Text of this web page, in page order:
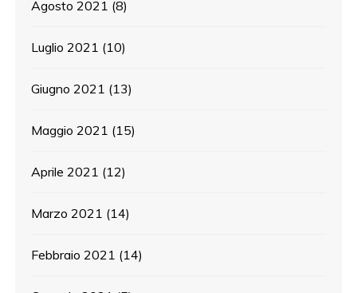
Agosto 2021 (8)
Luglio 2021 (10)
Giugno 2021 (13)
Maggio 2021 (15)
Aprile 2021 (12)
Marzo 2021 (14)
Febbraio 2021 (14)